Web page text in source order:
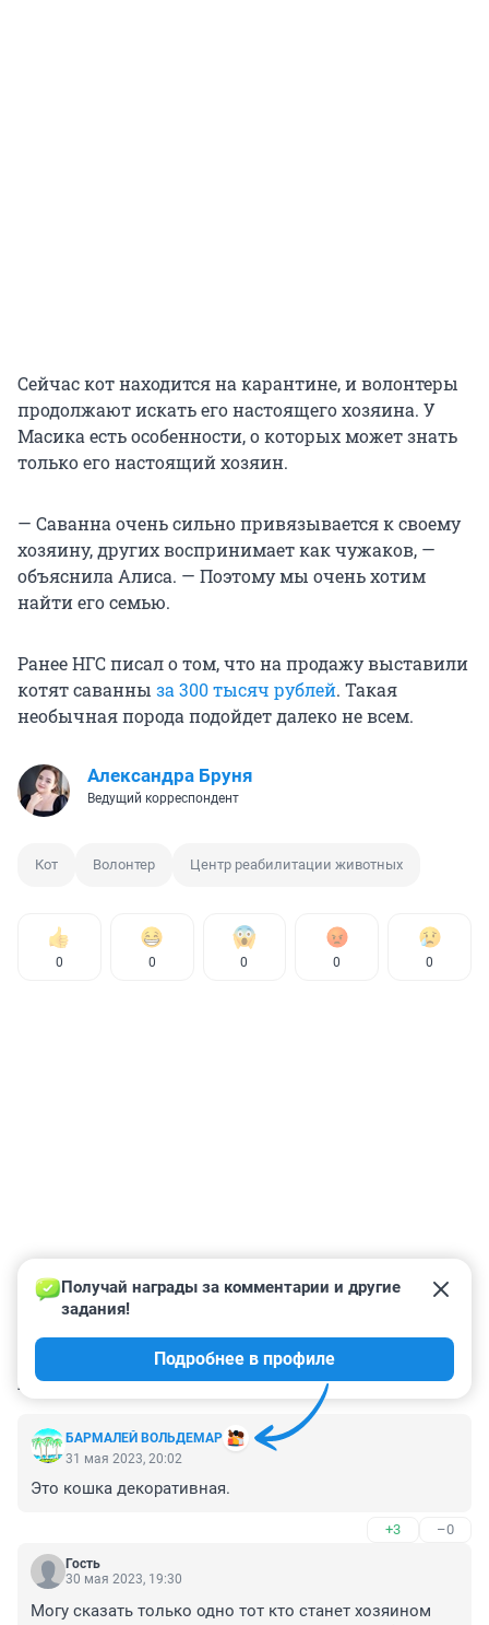
Сейчас кот находится на карантине, и волонтеры
продолжают искать его настоящего хозяина. У
Масика есть особенности, о которых может знать
только его настоящий хозяин.
— Саванна очень сильно привязывается к своему
хозяину, других воспринимает как чужаков, —
объяснила Алиса. — Поэтому мы очень хотим
найти его семью.
Ранее НГС писал о том, что на продажу выставили
котят саванны за 300 тысяч рублей. Такая
необычная порода подойдет далеко не всем.
Александра Бруня
Ведущий корреспондент
Кот Волонтер Центр реабилитации животных
0 0 0 0 0
КОММЕНТАРИИ 74
БАРМАЛЕЙ ВОЛЬДЕМАР
Получай награды за комментарии и другие
задания!
Подробнее в профиле
31 мая 2023, 20:02
Это кошка декоративная.
+3 –0
Гость
30 мая 2023, 19:30
Могу сказать только одно тот кто станет хозяином